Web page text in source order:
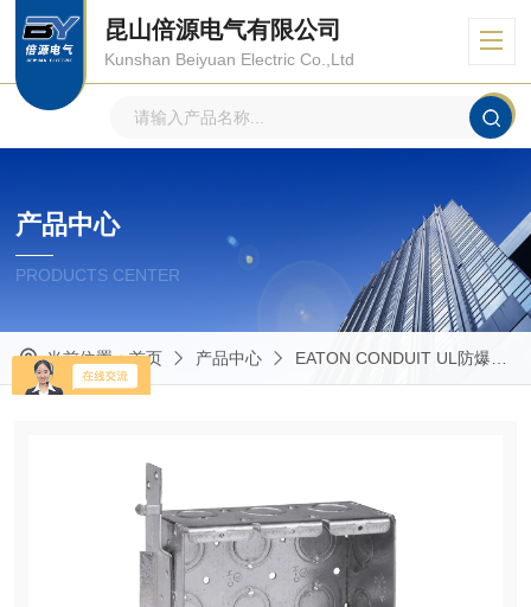
昆山倍源电气有限公司
Kunshan Beiyuan Electric Co.,Ltd
产品中心
PRODUCTS CENTER
当前位置：首页 产品中心 EATON CONDUIT UL防爆管件